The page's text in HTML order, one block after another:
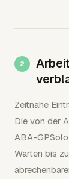
Zeitnahe
Die von der
ABA-
Warten bis